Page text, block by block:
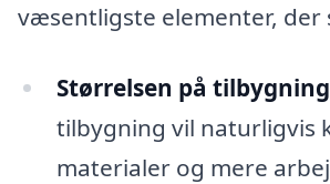
væsentligste elementer, der
Størrelsen på
tilbygning vil naturligvis
materialer og mere